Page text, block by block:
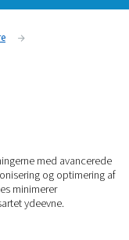
brugen af
og efterfiltre og
leverer